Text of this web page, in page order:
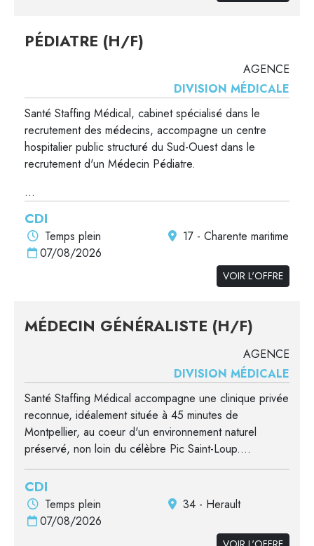
PÉDIATRE (H/F)
AGENCE
DIVISION MÉDICALE
Santé Staffing Médical, cabinet spécialisé dans le
recrutement des médecins, accompagne un centre
hospitalier public structuré du Sud-Ouest dans le
recrutement d'un Médecin Pédiatre.
...
CDI
Temps plein
17 - Charente maritime
07/08/2026
VOIR L'OFFRE
MÉDECIN GÉNÉRALISTE (H/F)
AGENCE
DIVISION MÉDICALE
Santé Staffing Médical accompagne une clinique privée
reconnue, idéalement située à 45 minutes de
Montpellier, au coeur d'un environnement naturel
préservé, non loin du célèbre Pic Saint-Loup....
CDI
Temps plein
34 - Herault
07/08/2026